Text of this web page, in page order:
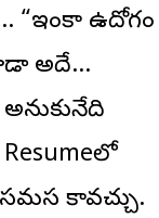
“ఇంకా ఉద్యోగం
అదే…
కావచ్చు.